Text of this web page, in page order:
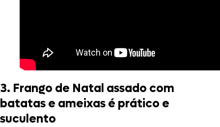
3. Frango de Natal assado com
batatas e ameixas é prático e
suculento